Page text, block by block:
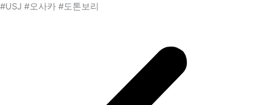
#USJ #오사카 #도톤보리